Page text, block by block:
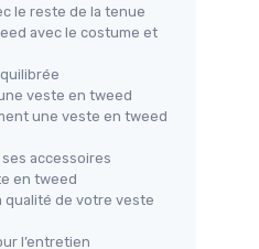
le reste de la tenue
avec le costume et
veste en tweed
une veste en tweed
accessoires
en tweed
qualité de votre veste
l’entretien